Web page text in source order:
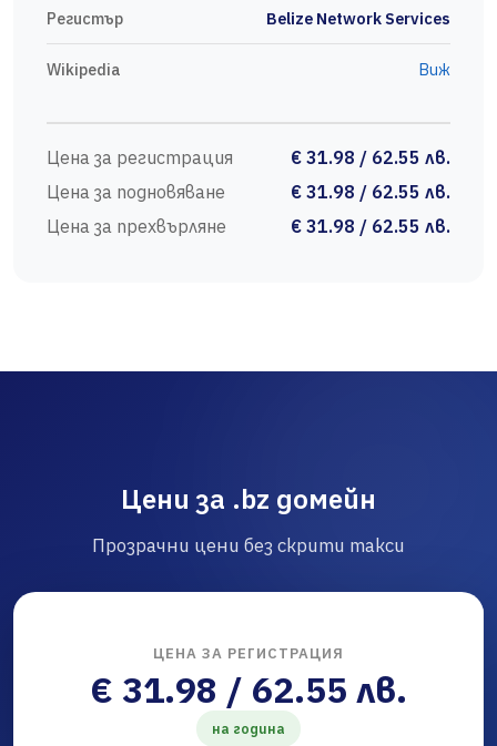
Регистър Belize Network Services
Wikipedia Виж
Цена за регистрация
€ 31.98 / 62.55 лв.
Цена за подновяване
€ 31.98 / 62.55 лв.
Цена за прехвърляне
€ 31.98 / 62.55 лв.
Цени за .bz домейн
Прозрачни цени без скрити такси
ЦЕНА ЗА РЕГИСТРАЦИЯ
€ 31.98 / 62.55 лв.
на година